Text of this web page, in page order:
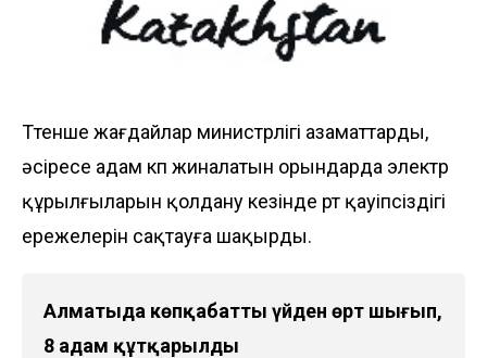
Төтенше жағдайлар министрлігі азаматтарды,
әсіресе адам көп жиналатын орындарда электр
құрылғыларын қолдану кезінде өрт қауіпсіздігі
ережелерін сақтауға шақырды.
Алматыда көпқабатты үйден өрт шығып,
8 адам құтқарылды